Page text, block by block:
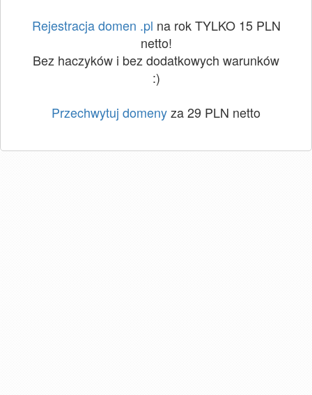
Rejestracja domen .pl na rok TYLKO 15 PLN
netto!
Bez haczyków i bez dodatkowych warunków
:)
Przechwytuj domenyza 29 PLN netto